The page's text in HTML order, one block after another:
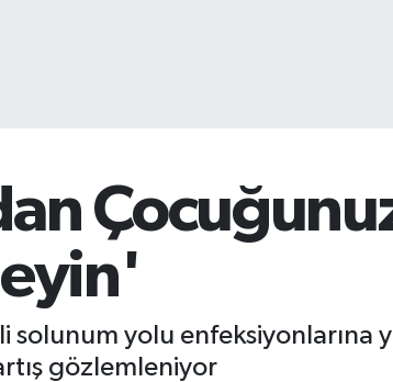
solunum yolu enfeksiyonlarına
gözlemleniyor